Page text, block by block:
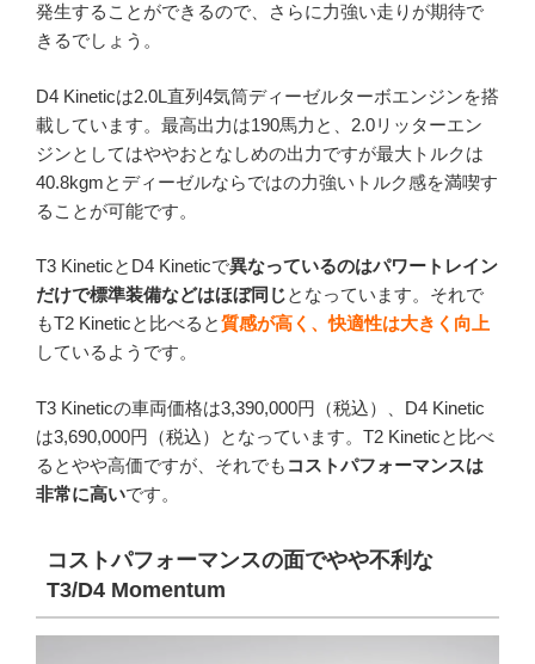
発生することができるので、さらに力強い走りが期待で
きるでしょう。
D4 Kineticは2.0L直列4気筒ディーゼルターボエンジンを搭
載しています。最高出力は190馬力と、2.0リッターエン
ジンとしてはややおとなしめの出力ですが最大トルクは
40.8kgmとディーゼルならではの力強いトルク感を満喫す
ることが可能です。
T3 KineticとD4 Kineticで異なっているのはパワートレイン
だけで標準装備などはほぼ同じとなっています。それで
もT2 Kineticと比べると質感が高く、快適性は大きく向上
しているようです。
T3 Kineticの車両価格は3,390,000円（税込）、D4 Kinetic
は3,690,000円（税込）となっています。T2 Kineticと比べ
るとやや高価ですが、それでも コストパフォーマンスは
非常に高いです。
コストパフォーマンスの面でやや不利な
T3/D4 Momentum